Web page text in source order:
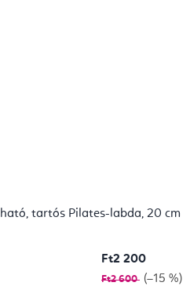
tartós Pilates-labda, 20 cm
Ft2 200
Ft2 600 (–15 %)